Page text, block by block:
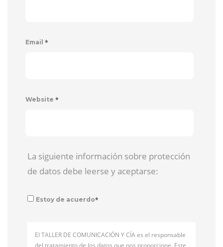
Email *
Website *
La siguiente información sobre protección
de datos debe leerse y aceptarse:
Estoy de acuerdo*
El TALLER DE COMUNICACIÓN Y CÍA es el responsable